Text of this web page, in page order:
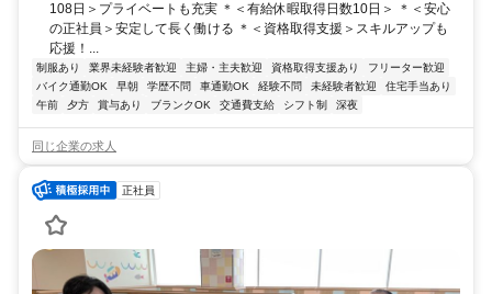
108日＞プライベートも充実 ＊＜有給休暇取得日数10日＞ ＊＜安心
の正社員＞安定して長く働ける ＊＜資格取得支援＞スキルアップも
応援！...
制服あり 業界未経験者歓迎 主婦・主夫歓迎 資格取得支援あり
フリーター歓迎
バイク通勤OK
早朝 学歴不問 車通勤OK 経験不問 未経験者歓迎
住宅手当あり
午前
夕方 賞与あり ブランクOK 交通費支給 シフト制 深夜
同じ企業の求人
正社員